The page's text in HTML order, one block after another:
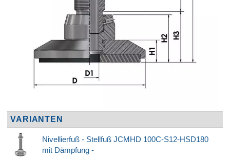
VARIANTEN
Nivellierfuß - Stellfuß JCMHD 100C-S12-HSD180
mit Dämpfung -